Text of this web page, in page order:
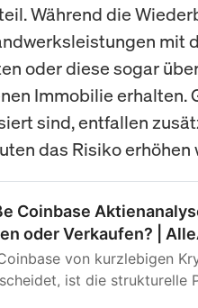
Während die
mit
oder diese sogar
Immobilie erhalten.
sind, entfallen
das Risiko erhöhen
Coinbase
oder Verkaufen? |
von kurzlebigen
ist die strukturelle